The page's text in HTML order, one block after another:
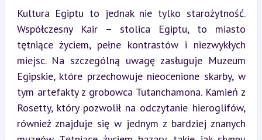
Kultura Egiptu to jednak nie tylko starożytność.
Współczesny Kair – stolica Egiptu, to miasto
tętniące życiem, pełne kontrastów i niezwykłych
miejsc. Na szczególną uwagę zasługuje Muzeum
Egipskie, które przechowuje nieocenione skarby, w
tym artefakty z grobowca Tutanchamona. Kamień z
Rosetty, który pozwolił na odczytanie hieroglifów,
również znajduje się w jednym z bardziej znanych